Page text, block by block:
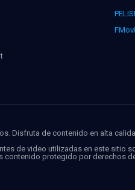
Disfruta de contenido en alta
de video utilizadas en este sitio
protegido por derechos